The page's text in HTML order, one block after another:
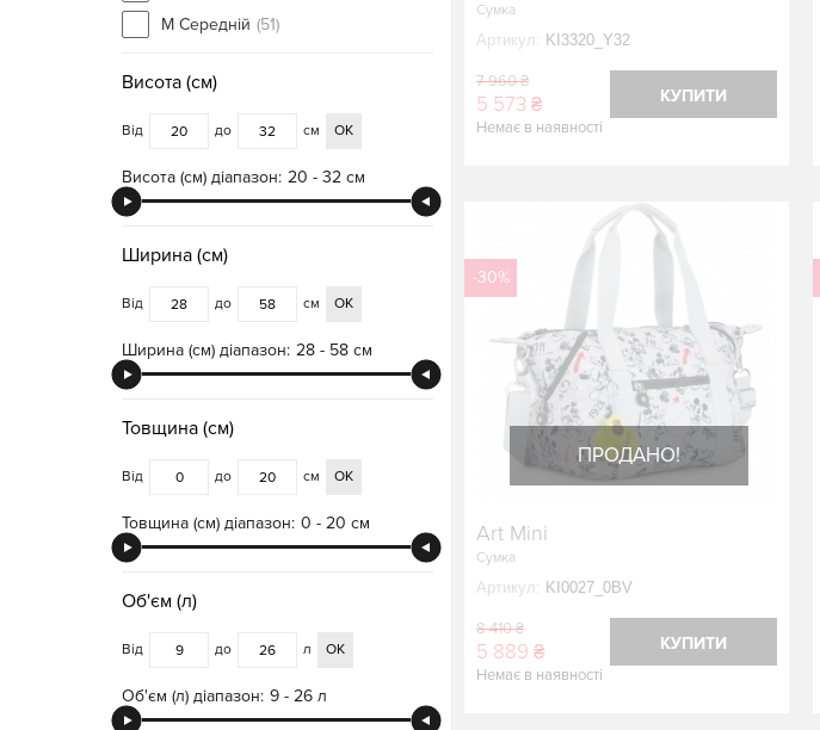
M Середній (51)
Висота (см)
Від до см ОК
Висота (см) діапазон: 20 - 32 см
Ширина (см)
Від до см ОК
Ширина (см) діапазон: 28 - 58 см
Товщина (см)
Від до см ОК
Товщина (см) діапазон: 0 - 20 см
Об'єм (л)
Від до л ОК
Об'єм (л) діапазон: 9 - 26 л
Сумка
Артикул: KI3320_Y32
7 960 ₴
5 573 ₴
Немає в наявності
КУПИТИ
ПРОДАНО!
-30%
Art Mini
Сумка
Артикул: KI0027_0BV
8 410 ₴
5 889 ₴
Немає в наявності
КУПИТИ